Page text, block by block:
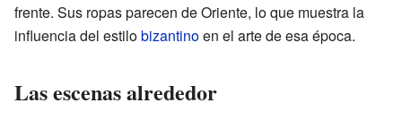
frente. Sus ropas parecen de Oriente, lo que muestra la
influencia del estilobizantinoen el arte de esa época.
Las escenas alrededor